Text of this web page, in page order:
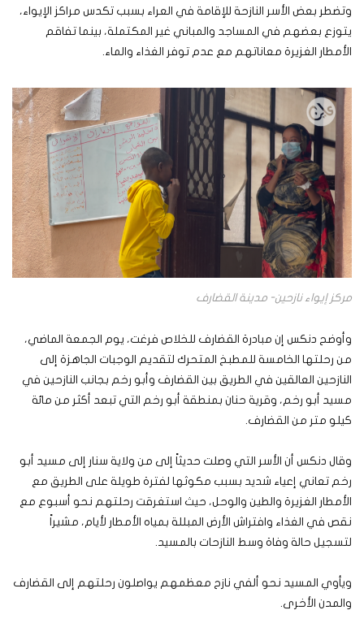
وتضطر بعض الأسر النازحة للإقامة في العراء بسبب تكدس مراكز الإيواء،
يتوزع بعضهم في المساجد والمباني غير المكتملة، بينما تفاقم
الأمطار الغزيرة معاناتهم مع عدم توفر الغذاء والماء.
مركز إيواء نازحين- مدينة القضارف
وأوضح دنكس إن مبادرة القضارف للخلاص فرغت، يوم الجمعة الماضي،
من رحلتها الخامسة للمطبخ المتحرك لتقديم الوجبات الجاهزة إلى
النازحين العالقين في الطريق بين القضارف وأبو رخم بجانب النازحين في
مسيد أبو رخم، وقرية حنان بمنطقة أبو رخم التي تبعد أكثر من مائة
كيلو متر من القضارف.
وقال دنكس أن الأسر التي وصلت حديثاً إلى من ولاية سنار إلى مسيد أبو
رخم تعاني إعياء شديد بسبب مكوثها لفترة طويلة على الطريق مع
الأمطار الغزيرة والطين والوحل، حيث استغرقت رحلتهم نحو أسبوع مع
نقص في الغذاء وافتراش الأرض المبللة بمياه الأمطار لأيام، مشيراً
لتسجيل حالة وفاة وسط النازحات بالمسيد.
ويأوي المسيد نحو ألفي نازح معظمهم يواصلون رحلتهم إلى القضارف
والمدن الأخرى.